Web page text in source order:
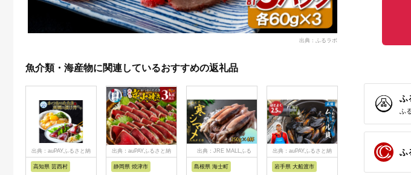
出典：ふるラボ
魚介類・海産物に関連しているおすすめの返礼品
出典：auPAYふるさと納
高知県 芸西村
出典：auPAYふるさと納
静岡県 焼津市
出典：JRE MALLふる
島根県 海士町
出典：auPAYふるさと納
岩手県 大船渡市
出典：JRE MALLふ
さと納税
ふ
ふ
ふ